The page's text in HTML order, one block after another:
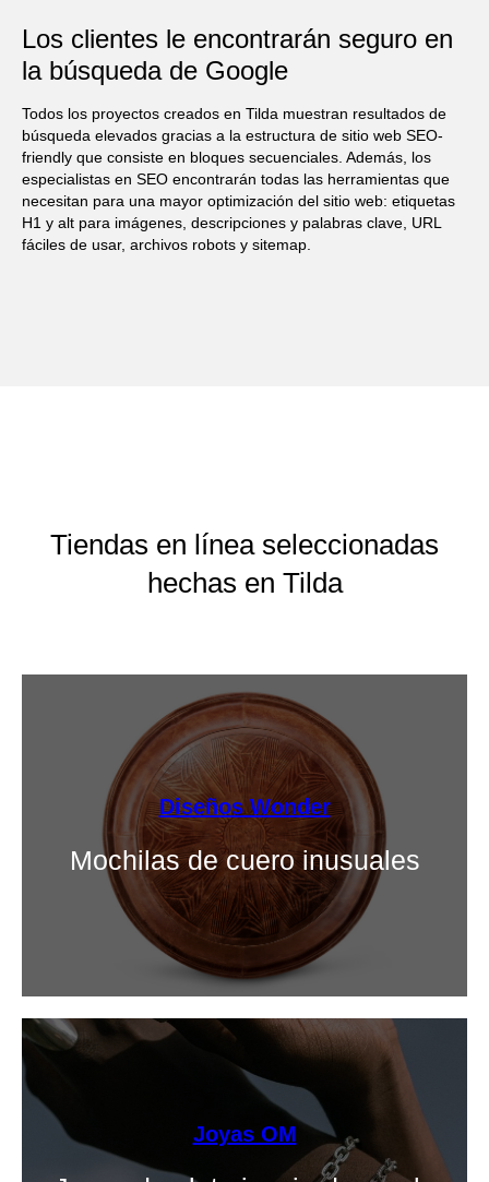
Los clientes le encontrarán seguro en
la búsqueda de Google
Todos los proyectos creados en Tilda muestran resultados de
búsqueda elevados gracias a la estructura de sitio web SEO-
friendly que consiste en bloques secuenciales. Además, los
especialistas en SEO encontrarán todas las herramientas que
necesitan para una mayor optimización del sitio web: etiquetas
H1 y alt para imágenes, descripciones y palabras clave, URL
fáciles de usar, archivos robots y sitemap.
Tiendas en línea seleccionadas
hechas en Tilda
Diseños Wonder
Mochilas de cuero inusuales
Joyas OM